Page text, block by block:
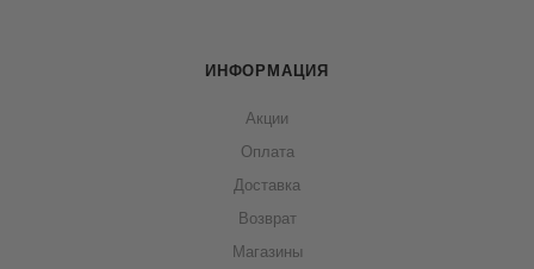
ИНФОРМАЦИЯ
Акции
Оплата
Доставка
Возврат
Магазины